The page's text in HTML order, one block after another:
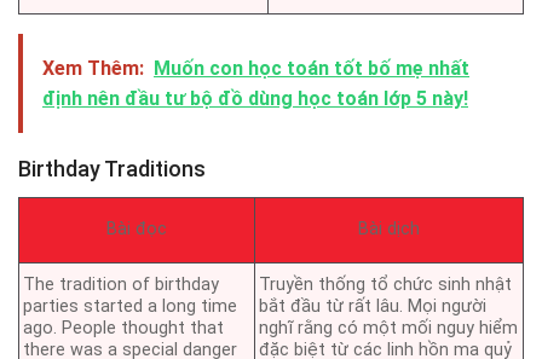
Xem Thêm: Muốn con học toán tốt bố mẹ nhất
định nên đầu tư bộ đồ dùng học toán lớp 5 này!
Birthday Traditions
Bài đọc Bài dịch
The tradition of birthday
parties started a long time
ago. People thought that
there was a special danger
Truyền thống tổ chức sinh nhật
bắt đầu từ rất lâu. Mọi người
nghĩ rằng có một mối nguy hiểm
đặc biệt từ các linh hồn ma quỷ